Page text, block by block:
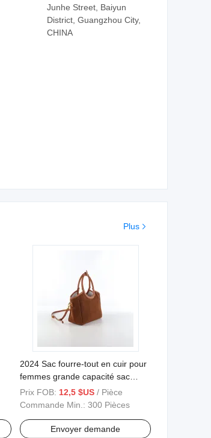
Junhe Street, Baiyun
District, Guangzhou City,
CHINA
Plus
2024 Sac fourre-tout en cuir pour
femmes grande capacité sac
bandoulière nouveau design de
sac à main
Prix FOB: 12,5 $US / Pièce
Commande Min.:300 Pièces
Envoyer demande